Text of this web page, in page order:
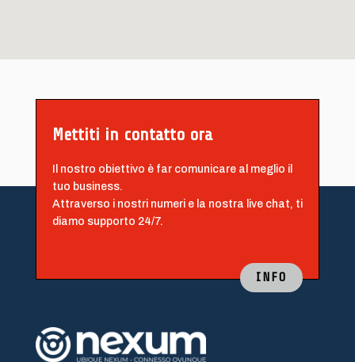
Mettiti in contatto ora
Il nostro obiettivo è far comunicare al meglio il
tuo business.
Attraverso i nostri numeri e la nostra live chat, ti
diamo supporto 24/7.
INFO